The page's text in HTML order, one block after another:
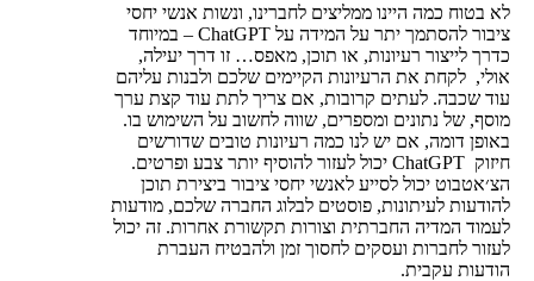
לא בטוח כמה היינו ממליצים לחברינו, ונשות אנשי יחסי
ציבור להסתמך יתר על המידה על ChatGPT – במיוחד
כדרך לייצור רעיונות, או תוכן, מאפס… זו דרך יעילה,
אולי, לקחת את הרעיונות הקיימים שלכם ולבנות עליהם
עוד שכבה. לעתים קרובות, אם צריך לתת עוד קצת ערך
מוסף, של נתונים ומספרים, שווה לחשוב על השימוש בו.
באופן דומה, אם יש לנו כמה רעיונות טובים שדורשים
חיזוק ChatGPT יכול לעזור להוסיף יותר צבע ופרטים.
הצ׳אטבוט יכול לסייע לאנשי יחסי ציבור ביצירת תוכן
להודעות לעיתונות, פוסטים לבלוג החברה שלכם, מודעות
לעמוד המדיה החברתית וצורות תקשורת אחרות. זה יכול
לעזור לחברות ועסקים לחסוך זמן ולהבטיח העברת
הודעות עקבית.